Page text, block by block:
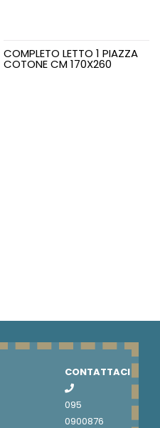
COMPLETO LETTO 1 PIAZZA
COTONE CM 170X260
CONTATTACI
095
0900876